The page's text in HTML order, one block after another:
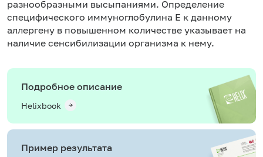
разнообразными высыпаниями. Определение
специфического иммуноглобулина Е к данному
аллергену в повышенном количестве указывает на
наличие сенсибилизации организма к нему.
Подробное описание
Helixbook
Пример результата